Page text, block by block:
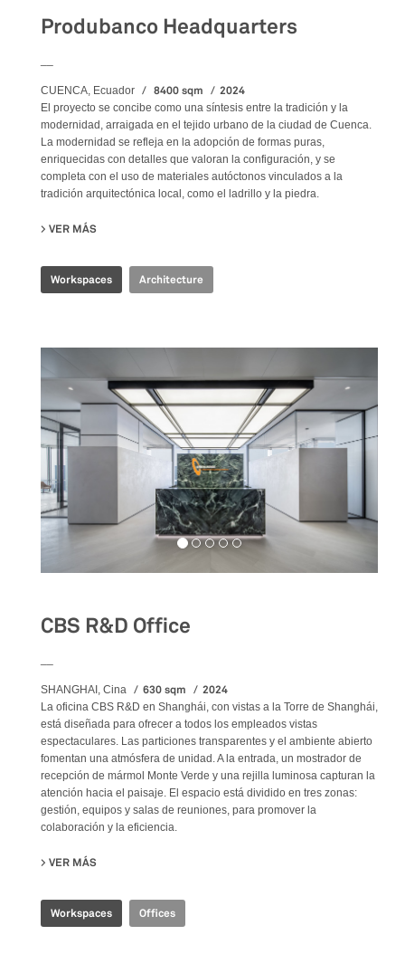
Produbanco Headquarters
CUENCA, Ecuador 8400 sqm 2024
El proyecto se concibe como una síntesis entre la tradición y la
modernidad, arraigada en el tejido urbano de la ciudad de Cuenca.
La modernidad se refleja en la adopción de formas puras,
enriquecidas con detalles que valoran la configuración, y se
completa con el uso de materiales autóctonos vinculados a la
tradición arquitectónica local, como el ladrillo y la piedra.
VER MÁS
Workspaces Architecture
CBS R&D Office
SHANGHAI, Cina 630 sqm 2024
La oficina CBS R&D en Shanghái, con vistas a la Torre de Shanghái,
está diseñada para ofrecer a todos los empleados vistas
espectaculares. Las particiones transparentes y el ambiente abierto
fomentan una atmósfera de unidad. A la entrada, un mostrador de
recepción de mármol Monte Verde y una rejilla luminosa capturan la
atención hacia el paisaje. El espacio está dividido en tres zonas:
gestión, equipos y salas de reuniones, para promover la
colaboración y la eficiencia.
VER MÁS
Workspaces Offices